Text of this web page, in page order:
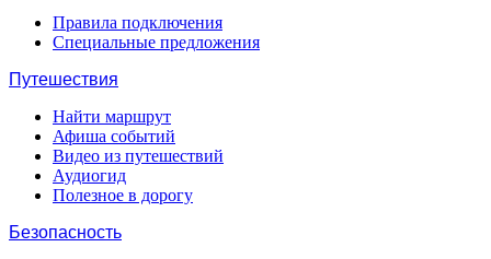
Правила подключения
Специальные предложения
Путешествия
Найти маршрут
Афиша событий
Видео из путешествий
Аудиогид
Полезное в дорогу
Безопасность